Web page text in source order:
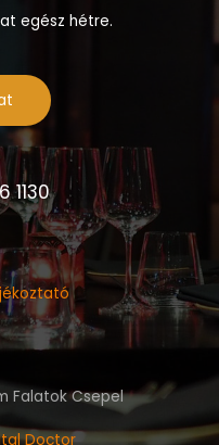
egész hétre.
1130
Falatok Csepel
Doctor